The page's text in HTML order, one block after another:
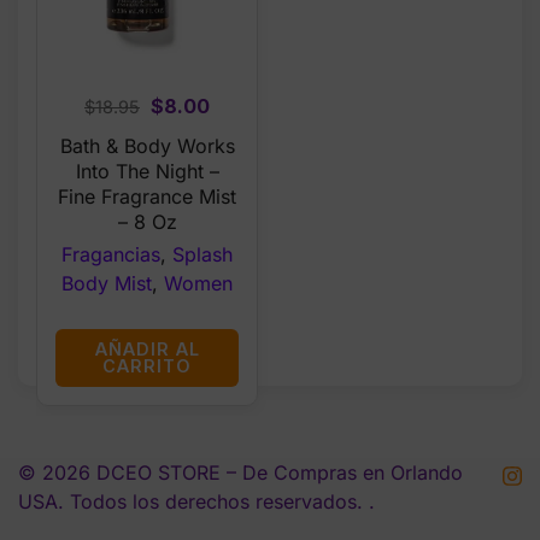
$18.95 Original
price
was:
$18.95.
$8.00Current
price
$8.00.
Bath & Body Works
Into The Night –
Fine Fragrance Mist
– 8 Oz
Fragancias, Splash
Body Mist, Women
AÑADIR AL
CARRITO
© 2026 DCEO STORE – De Compras en Orlando
USA. Todos los derechos reservados. .